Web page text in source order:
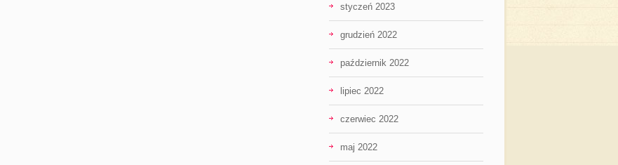
styczeń 2023
grudzień 2022
październik 2022
lipiec 2022
czerwiec 2022
maj 2022